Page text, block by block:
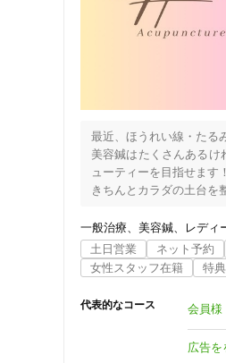
最近、ほうれい線・たる
美容鍼はたくさんある
ューティーを目指せます！
きちんとカラダの土台を
◆今と向き合い、未来を
病院に行っても治りきら
病名のつかない症状。
一般治療 美容鍼
レディ
土日営業
ネット予約
女性スタッフ在籍
特
代表的なコース 会員様
広告を